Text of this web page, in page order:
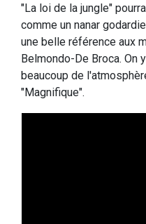
"La loi de la jungle"
comme un nanar
une belle référence aux
Belmondo-De Broca. On
beaucoup de
"Magnifique".